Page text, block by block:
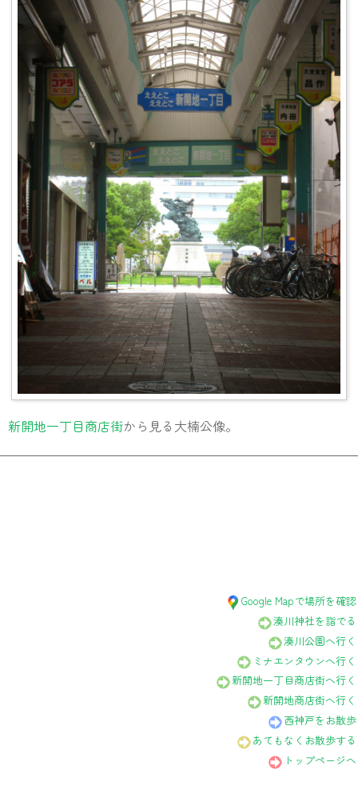
新開地一丁目商店街から見る大楠公像。
Google Mapで場所を確認
湊川神社を詣でる
湊川公園へ行く
ミナエンタウンへ行く
新開地一丁目商店街へ行く
新開地商店街へ行く
西神戸をお散歩
あてもなくお散歩する
トップページへ